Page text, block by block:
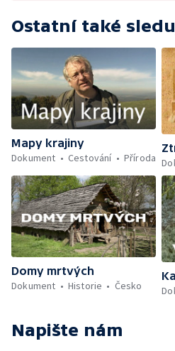
Ostatní také
Mapy krajiny
Dokument
Cestování Příroda
Domy mrtvých
Dokument
Historie Česko
Napište nám